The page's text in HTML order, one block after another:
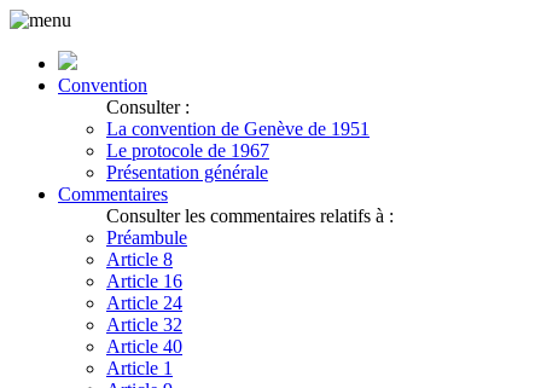
Convention
Consulter :
La convention de Genève de 1951
Le protocole de 1967
Présentation générale
Commentaires
Consulter les commentaires relatifs à :
Préambule
Article 8
Article 16
Article 24
Article 32
Article 40
Article 1